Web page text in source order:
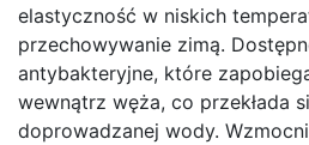
elastyczność w niskich
przechowywanie zimą.
antybakteryjne, które
wewnątrz węża, co przekłada
doprowadzanej wody.